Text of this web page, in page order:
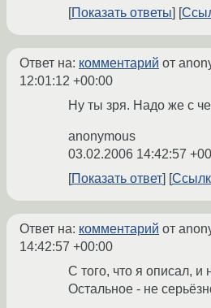
Показать ответы
Ответ на: комментарий от
12:01:12 +00:00
Ну ты зря. Надо же с
anonymous
03.02.2006 14:42:57
Показать ответ
Ответ на: комментарий от
14:42:57 +00:00
С того, что я описал, и
Остальное - не